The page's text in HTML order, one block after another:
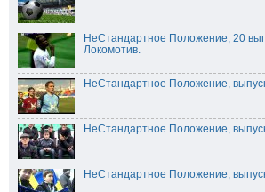
НеСтандартное Положение, 20
Локомотив.
НеСтандартное Положение,
НеСтандартное Положение,
НеСтандартное Положение,